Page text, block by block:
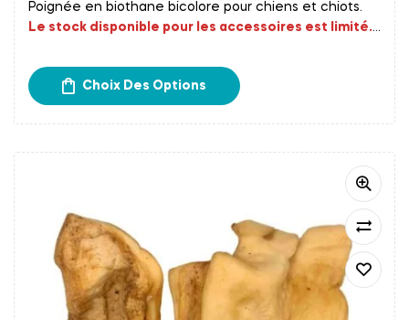
Poignée en biothane bicolore pour chiens et chiots.
Le stock disponible pour les accessoires est limité.
chaque début de semaine.Un délai de 15 à 20 jours
est donc à prévoir avant la réception de votre
commande.
Frais d’expédition calculés à l’étape du paiement.
Choix Des Options